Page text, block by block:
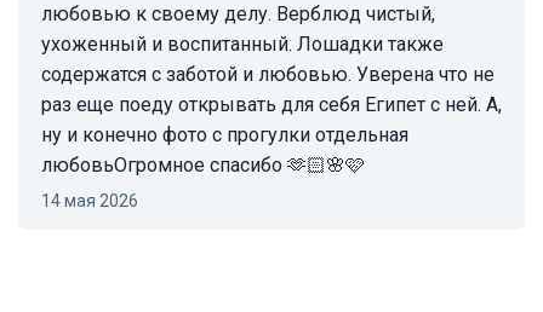
любовью к своему делу. Верблюд чистый,
ухоженный и воспитанный. Лошадки также
содержатся с заботой и любовью. Уверена что не
раз еще поеду открывать для себя Египет с ней. А,
ну и конечно фото с прогулки отдельная
любовьОгромное спасибо 🫶🏻🌸🩷
14 мая 2026